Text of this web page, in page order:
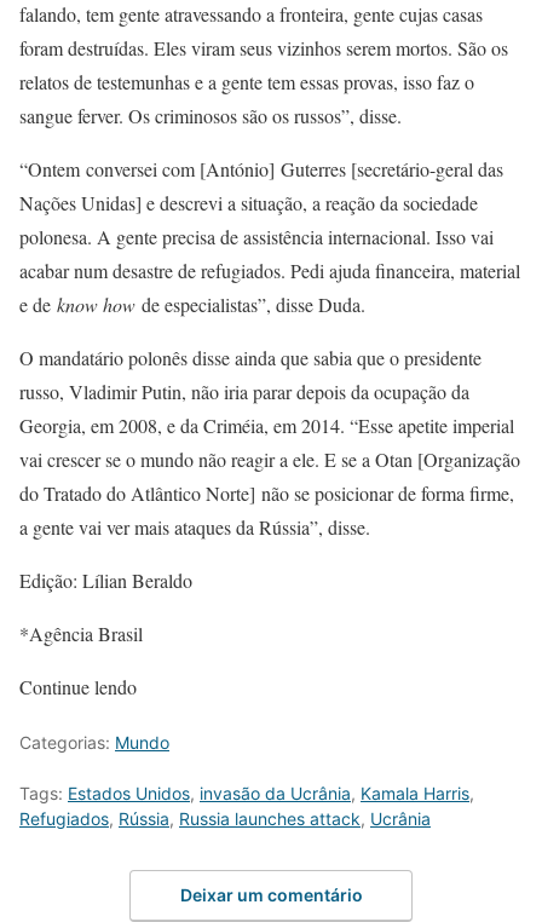
falando, tem gente atravessando a fronteira, gente cujas casas
foram destruídas. Eles viram seus vizinhos serem mortos. São os
relatos de testemunhas e a gente tem essas provas, isso faz o
sangue ferver. Os criminosos são os russos”, disse.
“Ontem conversei com [António] Guterres [secretário-geral das
Nações Unidas] e descrevi a situação, a reação da sociedade
polonesa. A gente precisa de assistência internacional. Isso vai
acabar num desastre de refugiados. Pedi ajuda financeira, material
e de know how de especialistas”, disse Duda.
O mandatário polonês disse ainda que sabia que o presidente
russo, Vladimir Putin, não iria parar depois da ocupação da
Georgia, em 2008, e da Criméia, em 2014. “Esse apetite imperial
vai crescer se o mundo não reagir a ele. E se a Otan [Organização
do Tratado do Atlântico Norte] não se posicionar de forma firme,
a gente vai ver mais ataques da Rússia”, disse.
Edição: Lílian Beraldo
*Agência Brasil
Continue lendo
Categorias: Mundo
Tags: Estados Unidos, invasão da Ucrânia, Kamala Harris,
Refugiados, Rússia, Russia launches attack, Ucrânia
Deixar um comentário